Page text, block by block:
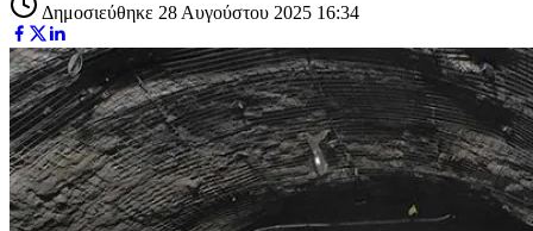
Δημοσιεύθηκε 28 Αυγούστου 2025 16:34